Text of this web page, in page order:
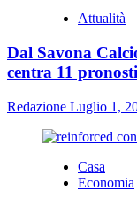
Attualità
Dal Savona
centra 11
Redazione Luglio 1,
Casa
Economia